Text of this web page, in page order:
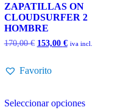
ZAPATILLAS ON
CLOUDSURFER 2
HOMBRE
170,00€ 153,00 € iva incl.
Favorito
Seleccionar opciones